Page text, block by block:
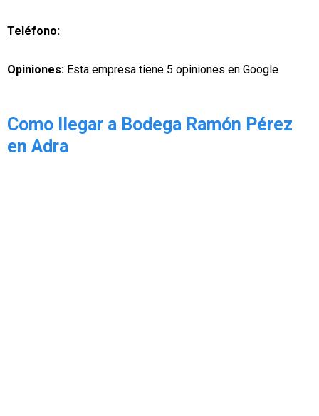
Teléfono:
Opiniones: Esta empresa tiene 5 opiniones en Google
Como llegar a Bodega Ramón Pérez
en Adra